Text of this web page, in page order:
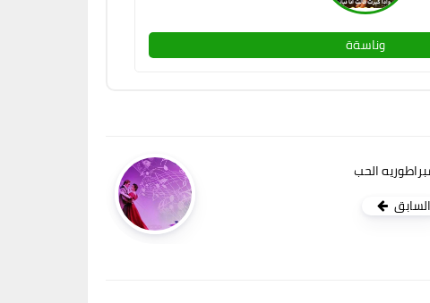
وناسةة
الحب
السابق